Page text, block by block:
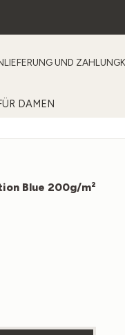
LIEFERUNG UND ZAHLUNG
DAMEN
Blue 200g/m²
Blue 200g/m²